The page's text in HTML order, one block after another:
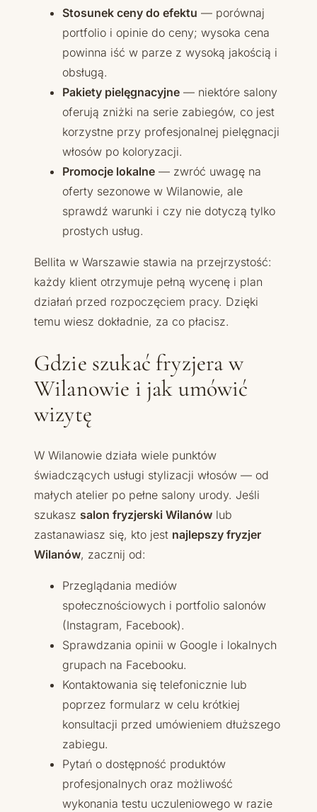
Stosunek ceny do efektu — porównaj
portfolio i opinie do ceny; wysoka cena
powinna iść w parze z wysoką jakością i
obsługą.
Pakiety pielęgnacyjne — niektóre salony
oferują zniżki na serie zabiegów, co jest
korzystne przy profesjonalnej pielęgnacji
włosów po koloryzacji.
Promocje lokalne — zwróć uwagę na
oferty sezonowe w Wilanowie, ale
sprawdź warunki i czy nie dotyczą tylko
prostych usług.
Bellita w Warszawie stawia na przejrzystość:
każdy klient otrzymuje pełną wycenę i plan
działań przed rozpoczęciem pracy. Dzięki
temu wiesz dokładnie, za co płacisz.
Gdzie szukać fryzjera w
Wilanowie i jak umówić
wizytę
W Wilanowie działa wiele punktów
świadczących usługi stylizacji włosów — od
małych atelier po pełne salony urody. Jeśli
szukasz salon fryzjerski Wilanów lub
zastanawiasz się, kto jest najlepszy fryzjer
Wilanów, zacznij od:
Przeglądania mediów
społecznościowych i portfolio salonów
(Instagram, Facebook).
Sprawdzania opinii w Google i lokalnych
grupach na Facebooku.
Kontaktowania się telefonicznie lub
poprzez formularz w celu krótkiej
konsultacji przed umówieniem dłuższego
zabiegu.
Pytań o dostępność produktów
profesjonalnych oraz możliwość
wykonania testu uczuleniowego w razie